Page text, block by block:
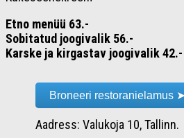
Etno menüü 63.-
Sobitatud joogivalik 56.-
Karske ja kirgastav joogivalik 42.-
Broneeri restoranielamus ➤
Aadress: Valukoja 10, Tallinn.